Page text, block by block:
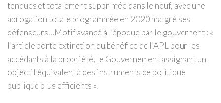
tendues et totalement supprimée dans le neuf, avec une
abrogation totale programmée en 2020 malgré ses
défenseurs…Motif avancé à l’époque par le gouvernent : «
l’article porte extinction du bénéfice de l’APL pour les
accédants à la propriété, le Gouvernement assignant un
objectif équivalent à des instruments de politique
publique plus efficients ».